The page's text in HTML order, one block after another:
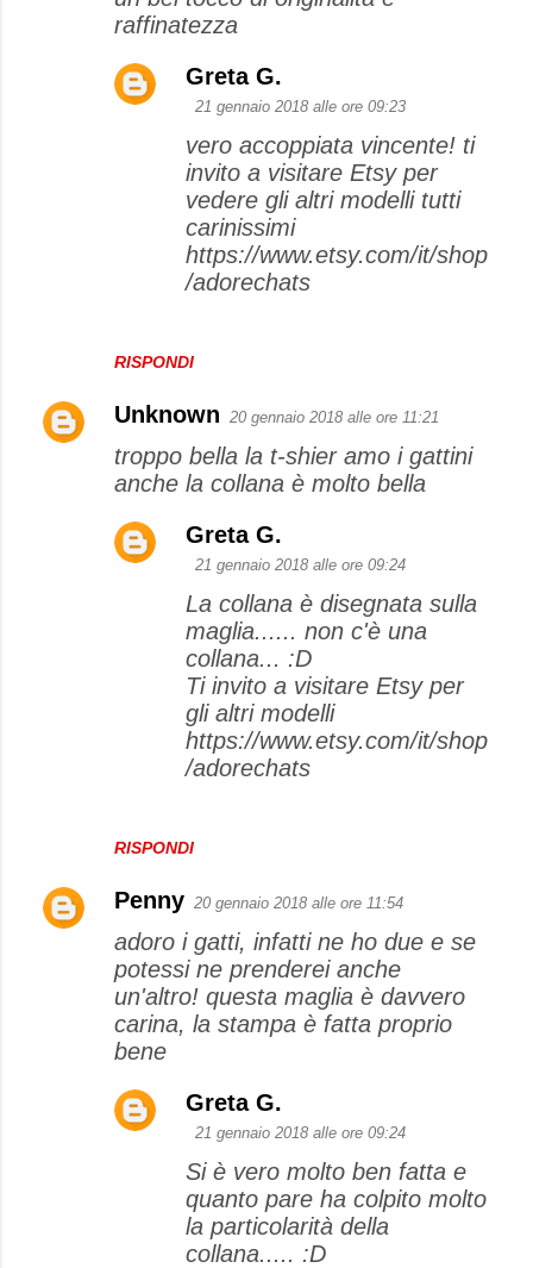
raffinatezza
RISPONDI
Greta G.
21 gennaio 2018 alle ore 09:23
vero accoppiata vincente! ti
invito a visitare Etsy per
vedere gli altri modelli tutti
carinissimi
https://www.etsy.com/it/shop
/adorechats
Unknown 20 gennaio 2018 alle ore 11:21
troppo bella la t-shier amo i gattini
anche la collana è molto bella
RISPONDI
Greta G.
21 gennaio 2018 alle ore 09:24
La collana è disegnata sulla
maglia...... non c'è una
collana... :D
Ti invito a visitare Etsy per
gli altri modelli
https://www.etsy.com/it/shop
/adorechats
Penny 20 gennaio 2018 alle ore 11:54
adoro i gatti, infatti ne ho due e se
potessi ne prenderei anche
un'altro! questa maglia è davvero
carina, la stampa è fatta proprio
bene
Greta G.
21 gennaio 2018 alle ore 09:24
Si è vero molto ben fatta e
quanto pare ha colpito molto
la particolarità della
collana..... :D